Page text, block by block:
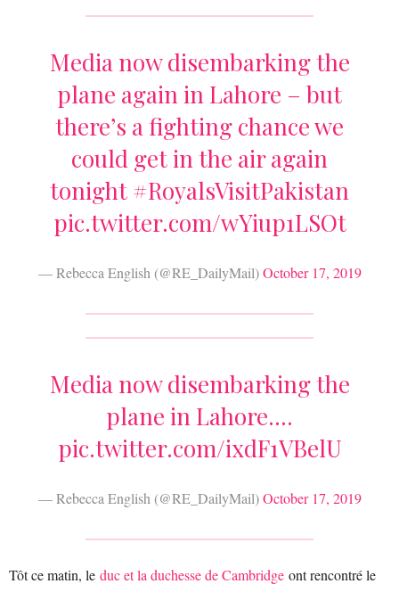
Media now disembarking the
plane again in Lahore – but
there’s a fighting chance we
could get in the air again
tonight #RoyalsVisitPakistan
pic.twitter.com/wYiup1LSOt
— Rebecca English (@RE_DailyMail)October 17, 2019
Media now disembarking the
plane in Lahore….
pic.twitter.com/ixdF1VBelU
— Rebecca English (@RE_DailyMail)October 17, 2019
Tôt ce matin, le duc et la duchesse de Cambridge ont rencontré le